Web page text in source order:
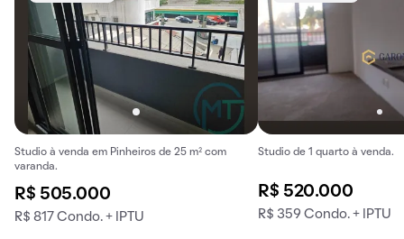
Studio à venda em Pinheiros de 25 m² com
varanda.
R$ 505.000
R$ 817 Condo. + IPTU
Studio de 1 quarto à venda.
R$ 520.000
R$ 359 Condo. + IPTU